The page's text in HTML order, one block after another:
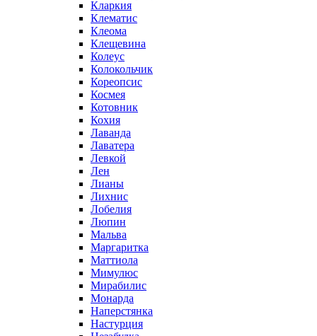
Кларкия
Клематис
Клеома
Клещевина
Колеус
Колокольчик
Кореопсис
Космея
Котовник
Кохия
Лаванда
Лаватера
Левкой
Лен
Лианы
Лихнис
Лобелия
Люпин
Мальва
Маргаритка
Маттиола
Мимулюс
Мирабилис
Монарда
Наперстянка
Настурция